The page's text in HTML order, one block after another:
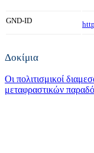
GND-ID
Δοκίμια
Οι πολιτισμικοί
μεταφραστικών